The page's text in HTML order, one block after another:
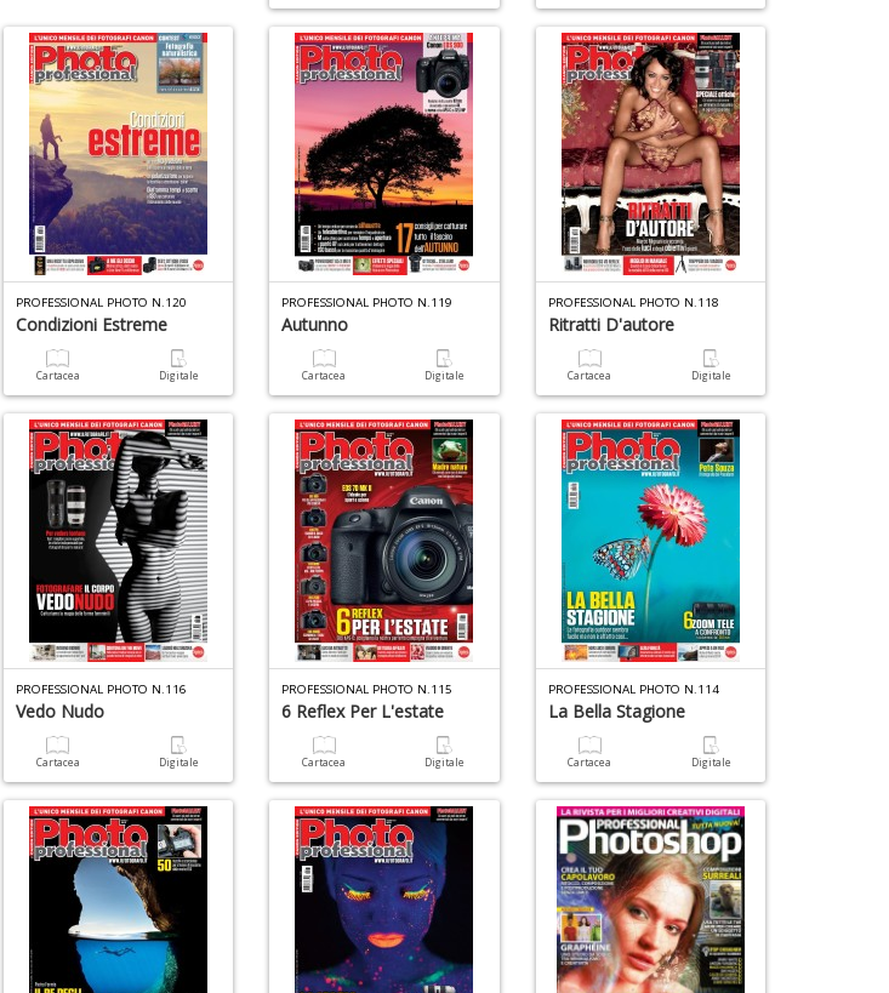
PROFESSIONAL PHOTO N.120
Condizioni Estreme
Cartacea Digitale
PROFESSIONAL PHOTO N.119
Autunno
Cartacea Digitale
PROFESSIONAL PHOTO N.118
Ritratti D'autore
Cartacea Digitale
PROFESSIONAL PHOTO N.116
Vedo Nudo
Cartacea Digitale
PROFESSIONAL PHOTO N.115
6 Reflex Per L'estate
Cartacea Digitale
PROFESSIONAL PHOTO N.114
La Bella Stagione
Cartacea Digitale